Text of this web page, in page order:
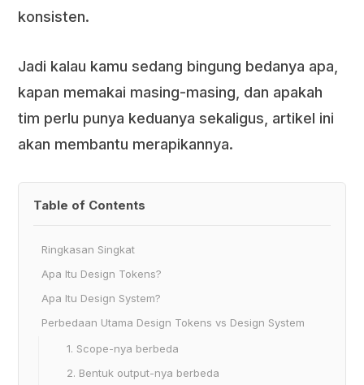
konsisten.
Jadi kalau kamu sedang bingung bedanya apa,
kapan memakai masing-masing, dan apakah
tim perlu punya keduanya sekaligus, artikel ini
akan membantu merapikannya.
Table of Contents
Ringkasan Singkat
Apa Itu Design Tokens?
Apa Itu Design System?
Perbedaan Utama Design Tokens vs Design System
1. Scope-nya berbeda
2. Bentuk output-nya berbeda